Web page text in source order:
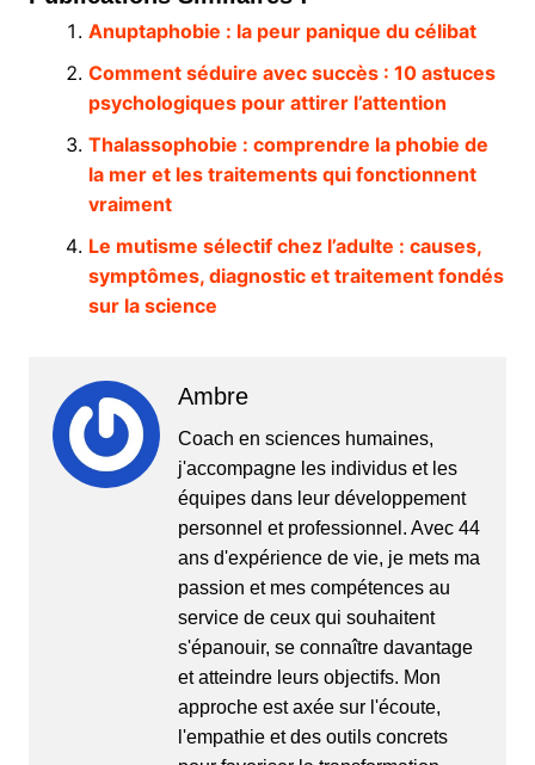
Anuptaphobie : la peur panique du célibat
Comment séduire avec succès : 10 astuces
psychologiques pour attirer l’attention
Thalassophobie : comprendre la phobie de
la mer et les traitements qui fonctionnent
vraiment
Le mutisme sélectif chez l’adulte : causes,
symptômes, diagnostic et traitement fondés
sur la science
Ambre
Coach en sciences humaines,
j'accompagne les individus et les
équipes dans leur développement
personnel et professionnel. Avec 44
ans d'expérience de vie, je mets ma
passion et mes compétences au
service de ceux qui souhaitent
s'épanouir, se connaître davantage
et atteindre leurs objectifs. Mon
approche est axée sur l'écoute,
l'empathie et des outils concrets